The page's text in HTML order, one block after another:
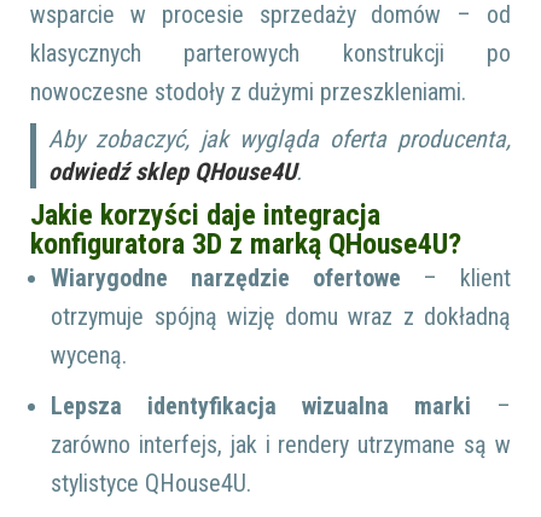
wsparcie w procesie sprzedaży domów – od
klasycznych parterowych konstrukcji po
nowoczesne stodoły z dużymi przeszkleniami.
Aby zobaczyć, jak wygląda oferta producenta,
odwiedź sklep QHouse4U.
Jakie korzyści daje integracja
konfiguratora 3D z marką QHouse4U?
Wiarygodne narzędzie ofertowe – klient
otrzymuje spójną wizję domu wraz z dokładną
wyceną.
Lepsza identyfikacja wizualna marki –
zarówno interfejs, jak i rendery utrzymane są w
stylistyce QHouse4U.